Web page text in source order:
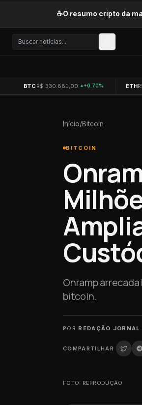
☕O resumo cripto da
BTC R$ 330.881,00 +0.70% ETH
Início/Bitcoin
BITCOIN
Onramp
bitcoin.
POR REDAÇÃO
COMPARTILHAR
FOTO: REPRODUÇÃO